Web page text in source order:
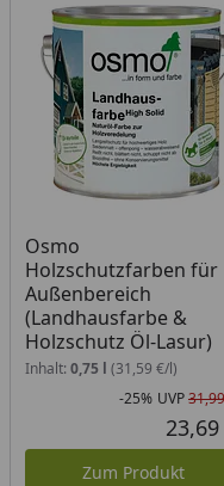
Osmo
Holzschutzfarben für
Außenbereich
(Landhausfarbe &
Holzschutz Öl-Lasur)
Inhalt: 0,75 l (31,59 €/l)
-25% UVP
Zum Produkt